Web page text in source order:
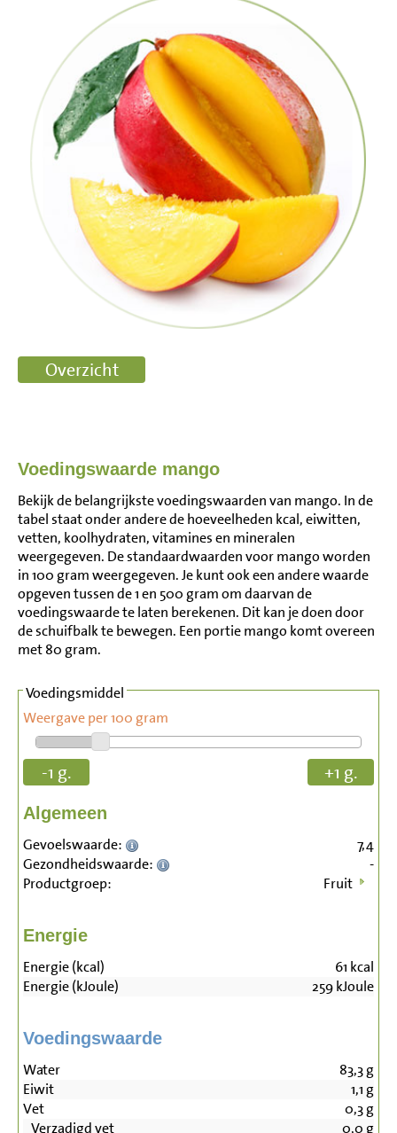
Voedingswaarde mango
Bekijk de belangrijkste voedingswaarden van mango. In de
tabel staat onder andere de hoeveelheden kcal, eiwitten,
vetten, koolhydraten, vitamines en mineralen
weergegeven. De standaardwaarden voor mango worden
in 100 gram weergegeven. Je kunt ook een andere waarde
opgeven tussen de 1 en 500 gram om daarvan de
voedingswaarde te laten berekenen. Dit kan je doen door
de schuifbalk te bewegen. Een portie mango komt overeen
met 80 gram.
Voedingsmiddel
Weergave per 100 gram
-1 g. +1 g.
Algemeen
Gevoelswaarde:
7,4
Gezondheidswaarde:
-
Productgroep:
Fruit
Energie
Energie (kcal) 61 kcal
Energie (kJoule)
259kJoule
Voedingswaarde
Water 83,3g
Eiwit
1,1 g
Vet
0,3g
Verzadigd vet
0,0 g